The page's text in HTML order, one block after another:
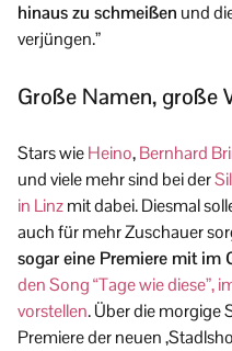
hinaus zu schmeißen und
verjüngen.”
Große Namen, große
Stars wieHeino,Bernhard
und viele mehr sind bei der
in Linzmit dabei. Diesmal
auch für mehr Zuschauer
sogar eine Premiere mit im
den Song “Tage wie diese”,
vorstellen. Über die morgige
Premiere der neuen